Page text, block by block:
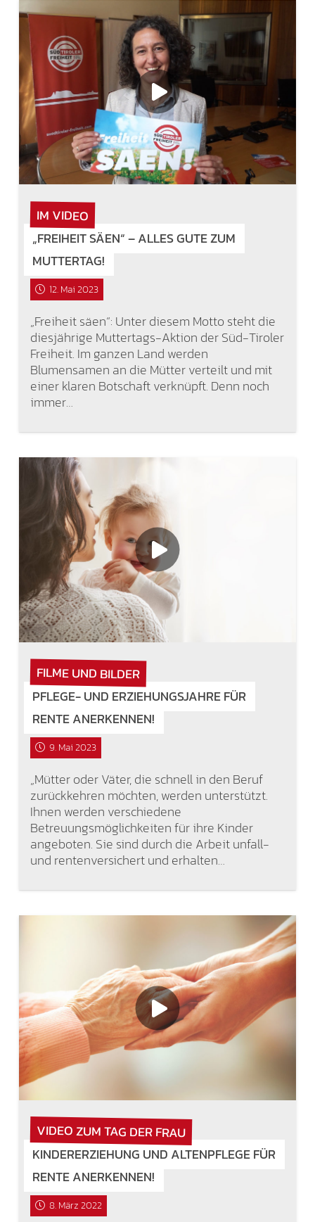
IM VIDEO
„FREIHEIT SÄEN“ – ALLES GUTE ZUM
MUTTERTAG!
12. Mai 2023
„Freiheit säen“: Unter diesem Motto steht die
diesjährige Muttertags-Aktion der Süd-Tiroler
Freiheit. Im ganzen Land werden
Blumensamen an die Mütter verteilt und mit
einer klaren Botschaft verknüpft. Denn noch
immer…
FILME UND BILDER
PFLEGE- UND ERZIEHUNGSJAHRE FÜR
RENTE ANERKENNEN!
9. Mai 2023
„Mütter oder Väter, die schnell in den Beruf
zurückkehren möchten, werden unterstützt.
Ihnen werden verschiedene
Betreuungsmöglichkeiten für ihre Kinder
angeboten. Sie sind durch die Arbeit unfall-
und rentenversichert und erhalten…
VIDEO ZUM TAG DER FRAU
KINDERERZIEHUNG UND ALTENPFLEGE FÜR
RENTE ANERKENNEN!
8. März 2022